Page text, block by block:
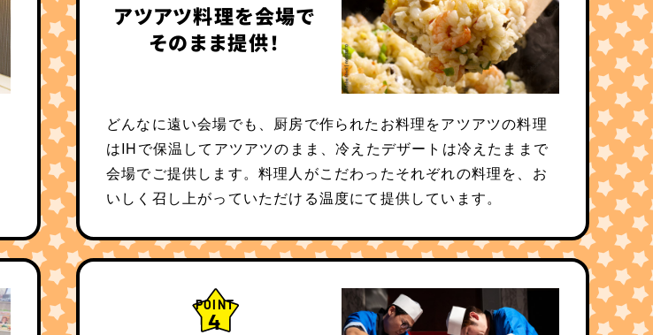
アツアツ料理を会場で
そのまま提供！
どんなに遠い会場でも、厨房で作られたお料理をアツアツの料理
はIHで保温してアツアツのまま、冷えたデザートは冷えたままで
会場でご提供します。料理人がこだわったそれぞれの料理を、お
いしく召し上がっていただける温度にて提供しています。
POINT
4